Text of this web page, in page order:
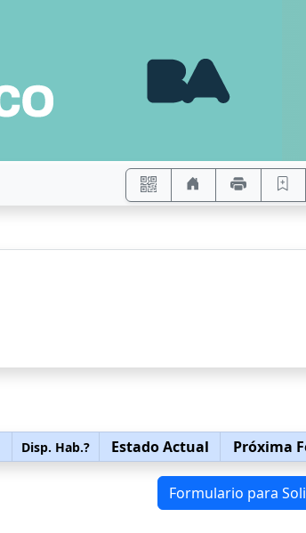
Disp. Hab.? Estado Actual Próxima
Formulario para